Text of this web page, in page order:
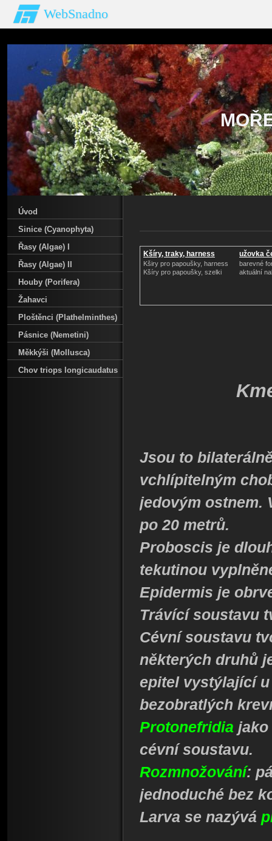
WebSnadno
Kšíry, traky, harness
Kširy pro papoušky, harness
Kšíry pro papoušky, szelki
užovka
barevné
aktuální
Jsou to
vchlípitelným
jedovým ostnem.
po 20 metrů.
Proboscis je
tekutinou
Epidermis je
Trávící soustavu
Cévní soustavu
některých druhů
epitel vystýlající
bezobratlých
Protonefridia jako
cévní soustavu.
Rozmnožování:
jednoduché bez
Larva se nazývá
Úvod
Sinice (Cyanophyta)
Řasy (Algae) I
Řasy (Algae) II
Houby (Porifera)
Žahavci
Ploštěnci (Plathelminthes)
Pásnice (Nemetini)
Měkkýši (Mollusca)
Chov triops longicaudatus